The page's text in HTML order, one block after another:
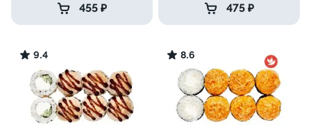
455 ₽ 475 ₽
9.4 8.6